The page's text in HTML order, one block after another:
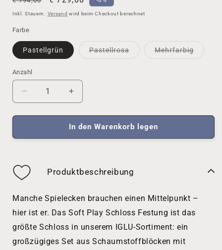
Preis
Inkl. Steuern. Versand wird beim Checkout berechnet
Farbe
Pastellgrün PastellrosaVarianteMehrfarbig
Anzahl
Anzahl
Verringere
die
Menge
Softplay-
-
Schaumstoffblöcke
Erhöhe
die
Menge
für
Softplay-
-
Schaumstoffblöcke
In den Warenkorb legen
Produktbeschreibung
Manche Spielecken brauchen einen Mittelpunkt –
hier ist er. Das Soft Play Schloss Festung ist das
größte Schloss in unserem IGLU-Sortiment: ein
großzügiges Set aus Schaumstoffblöcken mit